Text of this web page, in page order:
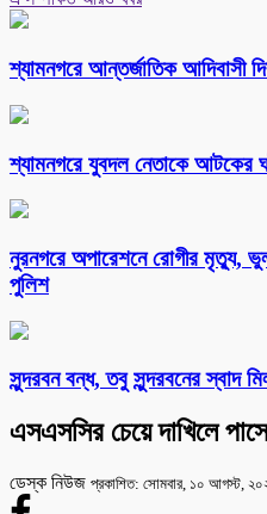
শ্যামনগরে আন্তর্জাতিক আদিবাসী
শ্যামনগরে যুবদল নেতাকে আটকের
নুরনগরে অপারেশনে রোগীর মৃত্যু,
পুলিশ
সুন্দরবন বন্ধ, তবু সুন্দরবনের স্বাদ
এসএসসির চেয়ে দাখিলে
ডেস্ক নিউজ প্রকাশিত: সোমবার, ১০ আগস্ট,